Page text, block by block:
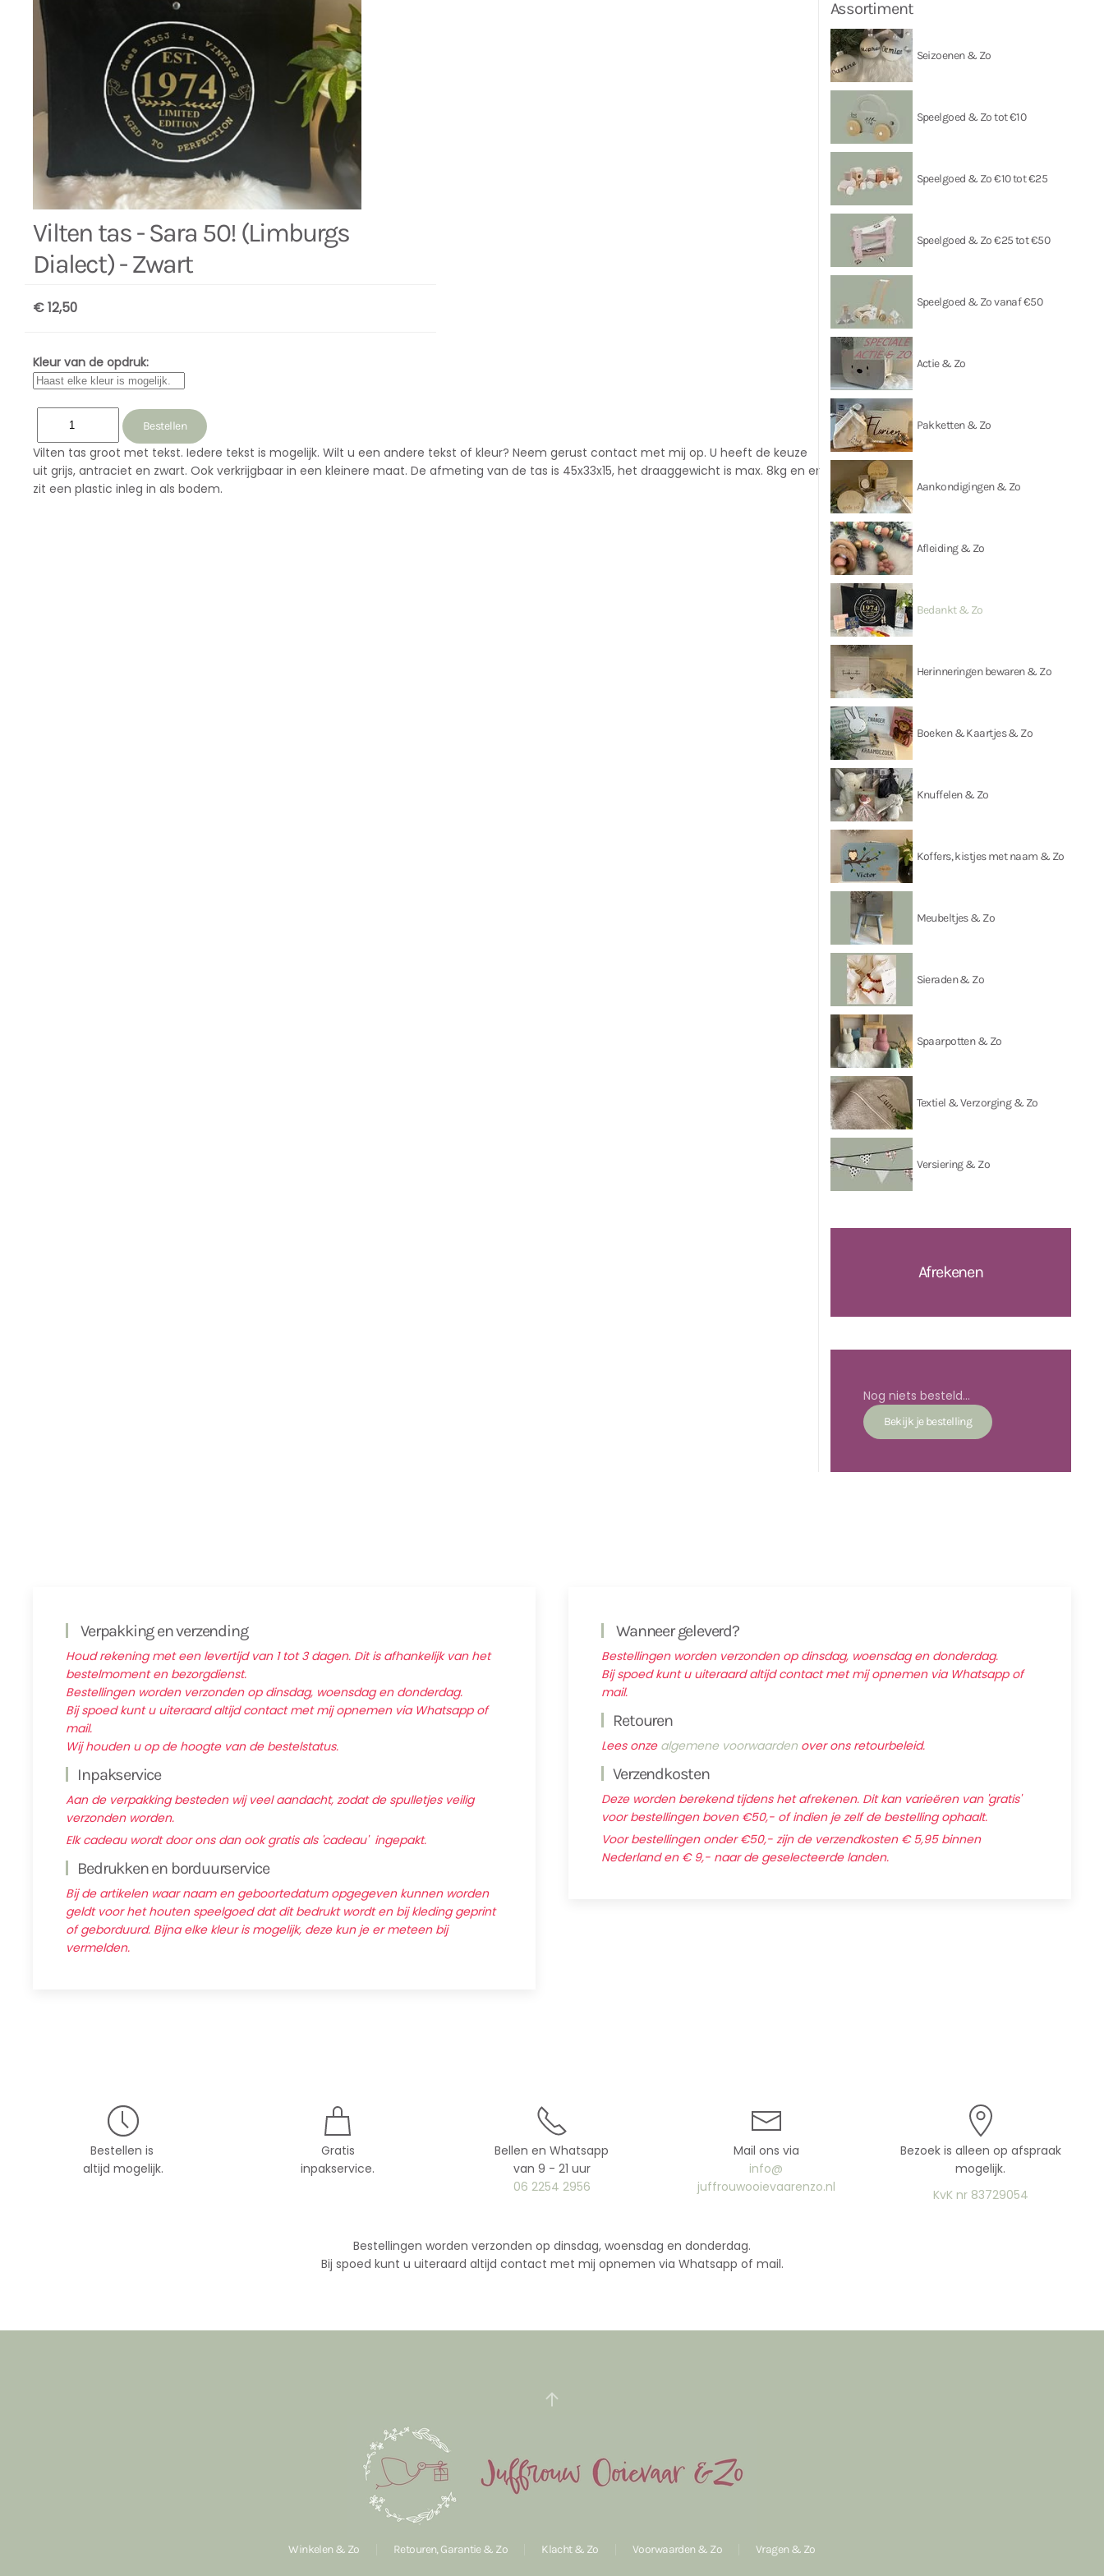
Vilten tas - Sara 50! (Limburgs
Dialect) - Zwart
€ 12,50
Kleur van de opdruk:
Vilten tas groot met tekst. Iedere tekst is mogelijk. Wilt u een andere tekst of kleur? Neem gerust contact met mij op. U heeft de keuze
uit grijs, antraciet en zwart. Ook verkrijgbaar in een kleinere maat. De afmeting van de tas is 45x33x15, het draaggewicht is max. 8kg en er
zit een plastic inleg in als bodem.
Assortiment
Seizoenen & Zo
Speelgoed & Zo tot €10
Speelgoed & Zo €10 tot €25
Speelgoed & Zo €25 tot €50
Speelgoed & Zo vanaf €50
Actie & Zo
Pakketten & Zo
Aankondigingen & Zo
Afleiding & Zo
Bedankt & Zo
Herinneringen bewaren & Zo
Boeken & Kaartjes & Zo
Knuffelen & Zo
Koffers, kistjes met naam & Zo
Meubeltjes & Zo
Sieraden & Zo
Spaarpotten & Zo
Textiel & Verzorging & Zo
Versiering & Zo
Afrekenen
Nog niets besteld...
Verpakking en verzending
Houd rekening met een levertijd van 1 tot 3 dagen. Dit is afhankelijk van het
bestelmoment en bezorgdienst.
Bestellingen worden verzonden op dinsdag, woensdag en donderdag.
Bij spoed kunt u uiteraard altijd contact met mij opnemen via Whatsapp of
mail.
Wij houden u op de hoogte van de bestelstatus.
Inpakservice
Aan de verpakking besteden wij veel aandacht, zodat de spulletjes veilig
verzonden worden.
Elk cadeau wordt door ons dan ook gratis als 'cadeau' ingepakt.
Bedrukken en borduurservice
Bij de artikelen waar naam en geboortedatum opgegeven kunnen worden
geldt voor het houten speelgoed dat dit bedrukt wordt en bij kleding geprint
of geborduurd. Bijna elke kleur is mogelijk, deze kun je er meteen bij
vermelden.
Wanneer geleverd?
Bestellingen worden verzonden op dinsdag, woensdag en donderdag.
Bij spoed kunt u uiteraard altijd contact met mij opnemen via Whatsapp of
mail.
Retouren
Lees onze algemene voorwaarden over ons retourbeleid.
Verzendkosten
Deze worden berekend tijdens het afrekenen. Dit kan varieëren van 'gratis'
voor bestellingen boven €50,- of indien je zelf de bestelling ophaalt.
Voor bestellingen onder €50,- zijn de verzendkosten € 5,95 binnen
Nederland en € 9,- naar de geselecteerde landen.
Bestellen is
altijd mogelijk.
Gratis
inpakservice.
Bellen en Whatsapp
van 9 - 21 uur
06 2254 2956
Mail ons via
info@
juffrouwooievaarenzo.nl
Bezoek is alleen op afspraak
mogelijk.
KvK nr 83729054
Bestellingen worden verzonden op dinsdag, woensdag en donderdag.
Bij spoed kunt u uiteraard altijd contact met mij opnemen via Whatsapp of mail.
Winkelen & Zo Retouren, Garantie & Zo Klacht & Zo Voorwaarden & Zo Vragen & Zo